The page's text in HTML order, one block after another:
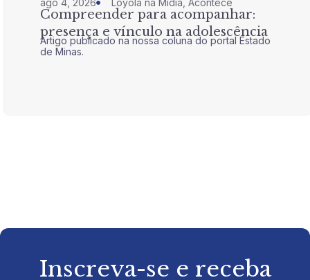
ago 4, 2026 Loyola na Mídia ,Acontece
Compreender para acompanhar:
presença e vínculo na adolescência
Artigo publicado na nossa coluna do portal Estado
de Minas.
Inscreva-se e receba